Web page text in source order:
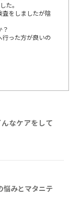
た。
査をしましたが陰
った方が良いの
なケアをして
悩みとマタニテ